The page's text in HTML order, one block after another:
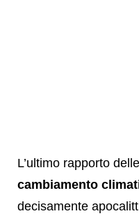
L’ultimo rapporto delle
cambiamento
decisamente